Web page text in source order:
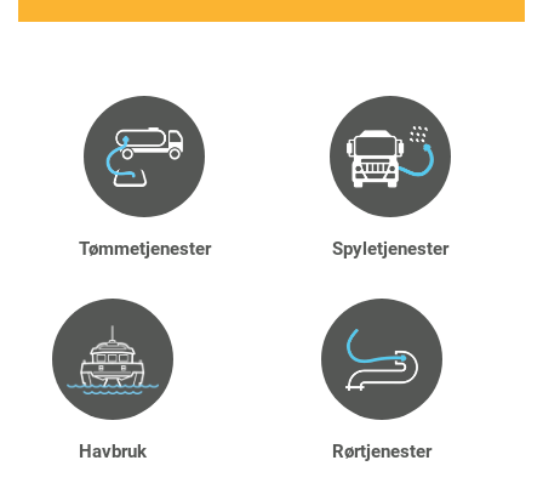
Tømmetjenester Spyletjenester
Havbruk Rørtjenester